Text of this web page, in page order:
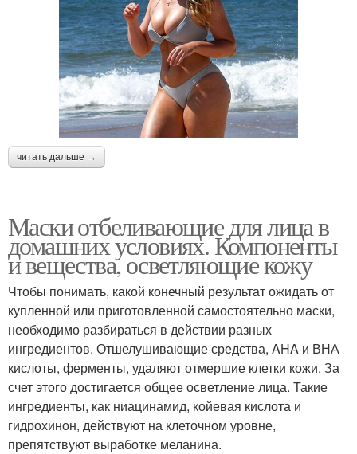
читать дальше →
Маски отбеливающие для лица в
домашних условиях. Компоненты
и вещества, осветляющие кожу
Чтобы понимать, какой конечный результат ожидать от
купленной или приготовленной самостоятельно маски,
необходимо разбираться в действии разных
ингредиентов. Отшелушивающие средства, AHA и ВНА
кислоты, ферменты, удаляют отмершие клетки кожи. За
счет этого достигается общее осветление лица. Такие
ингредиенты, как ниацинамид, койевая кислота и
гидрохинон, действуют на клеточном уровне,
препятствуют выработке меланина.